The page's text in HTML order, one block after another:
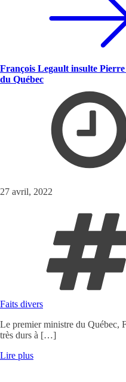
François Legault insulte
du Québec
27 avril, 2022
Faits divers
Le premier ministre du Québec,
très durs à […]
Lire plus